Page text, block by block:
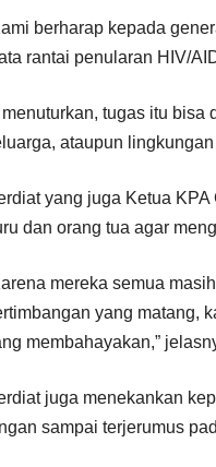
berharap kepada
rantai penularan HIV/
menuturkan, tugas itu
ataupun
yang juga Ketua
dan orang tua agar
mereka semua
yang matang,
membahayakan,”
juga menekankan
sampai terjerumus